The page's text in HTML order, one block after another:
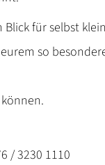
für selbst
so
/ 3230 1110